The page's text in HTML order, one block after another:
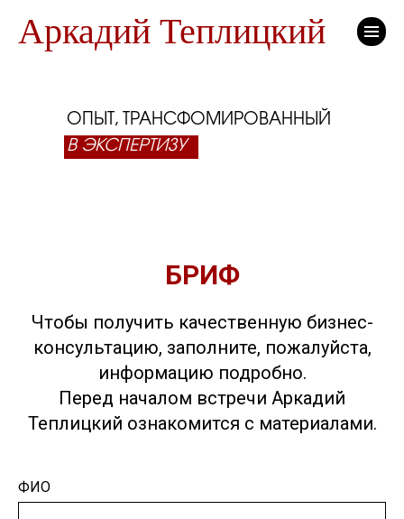
Аркадий Теплицкий
ОПЫТ, ТРАНСФОМИРОВАННЫЙ
В ЭКСПЕРТИЗУ
БРИФ
Чтобы получить качественную бизнес-
консультацию, заполните, пожалуйста,
информацию подробно.
Перед началом встречи Аркадий
Теплицкий ознакомится с материалами.
ФИО